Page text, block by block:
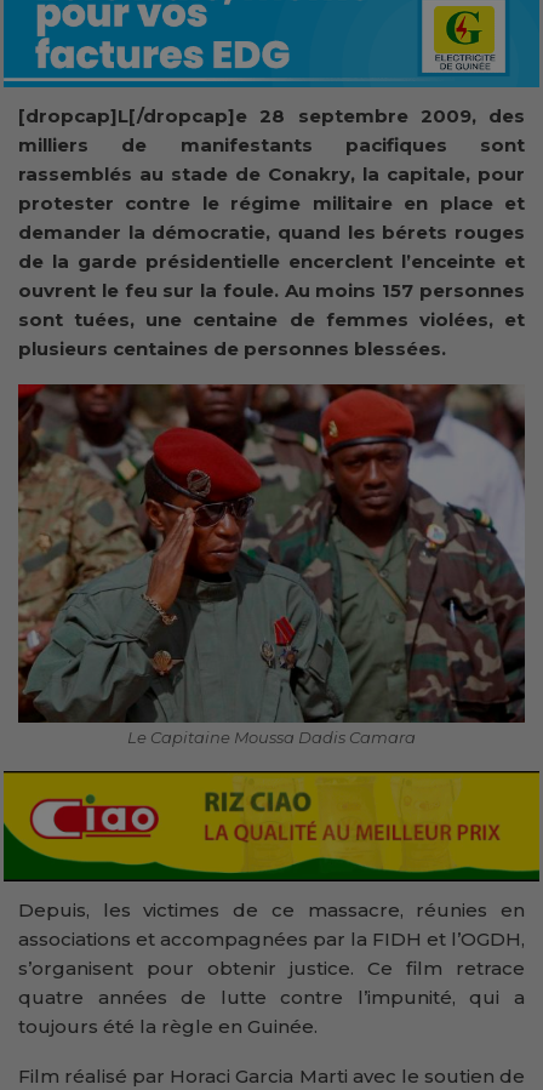
[dropcap]L[/dropcap]e 28 septembre 2009, des
milliers de manifestants pacifiques sont
rassemblés au stade de Conakry, la capitale, pour
protester contre le régime militaire en place et
demander la démocratie, quand les bérets rouges
de la garde présidentielle encerclent l’enceinte et
ouvrent le feu sur la foule. Au moins 157 personnes
sont tuées, une centaine de femmes violées, et
plusieurs centaines de personnes blessées.
Le Capitaine Moussa Dadis Camara
Depuis, les victimes de ce massacre, réunies en
associations et accompagnées par la FIDH et l’OGDH,
s’organisent pour obtenir justice. Ce film retrace
quatre années de lutte contre l’impunité, qui a
toujours été la règle en Guinée.
Film réalisé par Horaci Garcia Marti avec le soutien de